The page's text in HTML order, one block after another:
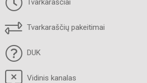
Tvarkaraščiai
Tvarkaraščių pakeitimai
DUK
Vidinis kanalas